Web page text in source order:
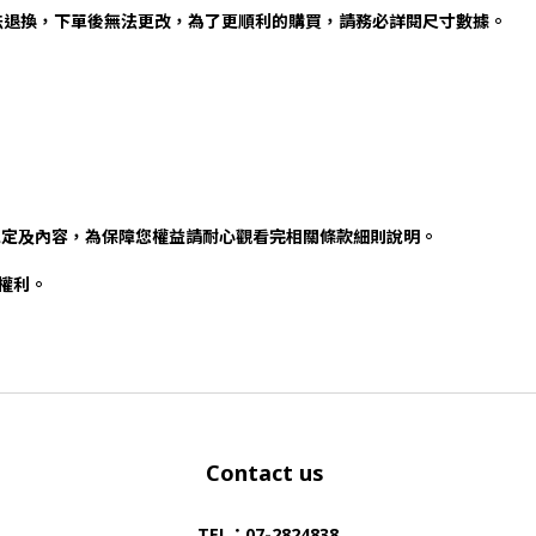
換，下單後無法更改，為了更順利的購買，請務必詳閱尺寸數據。
及內容，為保障您權益請耐心觀看完相關條款細則說明。
利。
Contact us